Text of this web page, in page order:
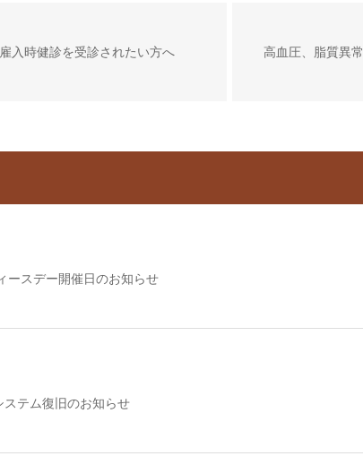
入時健診を受診されたい方へ 高血圧、脂質異
ースデー開催日のお知らせ
ステム復旧のお知らせ